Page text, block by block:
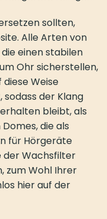
sollten,
Alle Arten von
einen stabilen
Ohr sicherstellen,
Weise
der Klang
bleibt, als
die als
für Hörgeräte
der Wachsfilter
zum Wohl Ihrer
hier auf der